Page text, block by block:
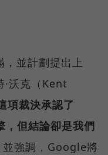
並計劃提出上
沃克（Kent
項裁決承認了
但結論卻是我們
並強調，Google將